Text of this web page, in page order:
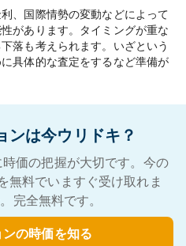
、国際情勢の変動などによって
があります。タイミングが重な
落も考えられます。いざという
具体的な査定をするなど準備が
ンは今ウリドキ？
価の把握が大切です。今の
無料でいますぐ受け取れま
完全無料です。
の時価を知る